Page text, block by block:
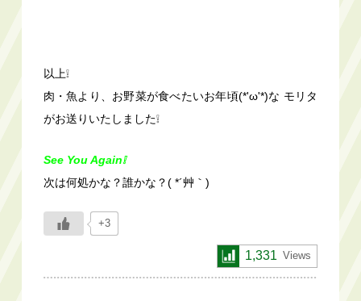
以上❕
肉・魚より、お野菜が食べたいお年頃(*'ω'*)な モリタ
がお送りいたしました❕
See You Again❕
次は何処かな？誰かな？( *´艸｀)
1,331 Views
+3